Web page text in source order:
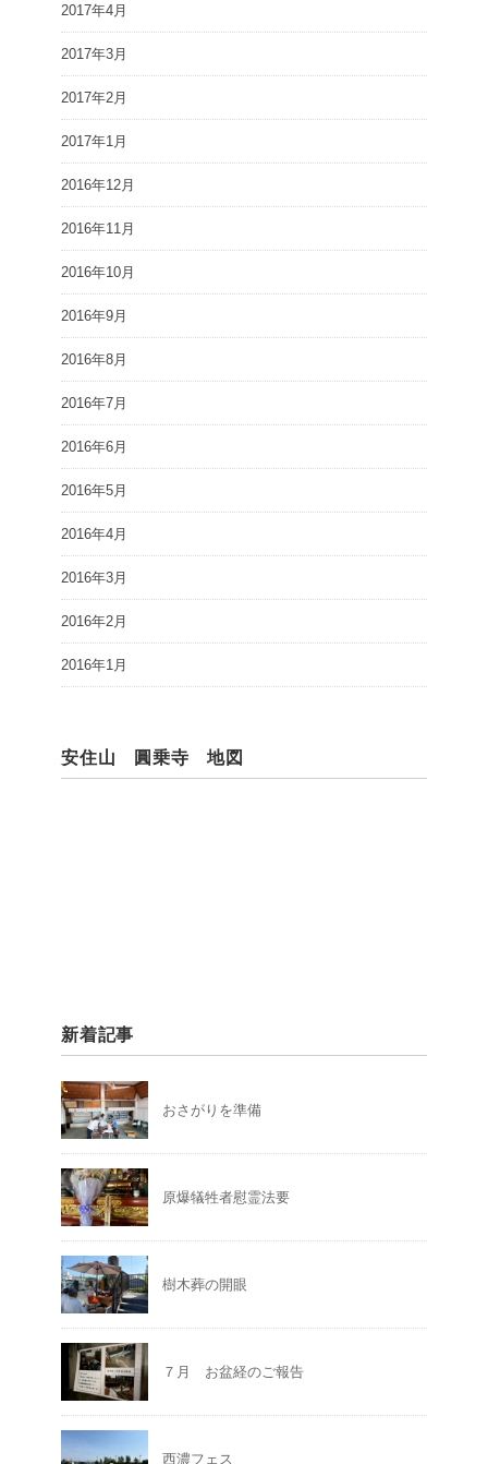
2017年4月
2017年3月
2017年2月
2017年1月
2016年12月
2016年11月
2016年10月
2016年9月
2016年8月
2016年7月
2016年6月
2016年5月
2016年4月
2016年3月
2016年2月
2016年1月
安住山 圓乗寺 地図
新着記事
おさがりを準備
原爆犠牲者慰霊法要
樹木葬の開眼
７月 お盆経のご報告
西濃フェス